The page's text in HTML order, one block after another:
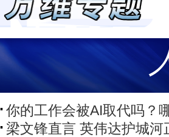
你的工作会被AI取代吗？
梁文锋直言 英伟达护城河